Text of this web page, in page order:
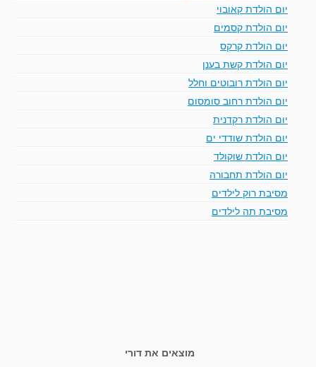
יום הולדת קאובוי
יום הולדת קסמים
יום הולדת קרקס
יום הולדת קשת בענן
יום הולדת רובוטים וחלל
יום הולדת רחוב סומסום
יום הולדת רקדנית
יום הולדת שודדי ים
יום הולדת שוקולד
יום הולדת תחבורה
מסיבת רוק לילדים
מסיבת תה לילדים
מוצאים את דורי